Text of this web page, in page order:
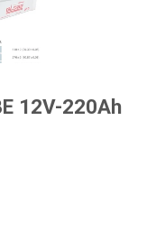
12V-220Ah